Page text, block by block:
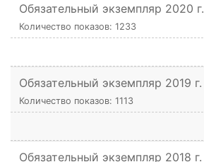
Обязательный экземпляр 2020 г.
Количество показов: 1233
Обязательный экземпляр 2019 г.
Количество показов: 1113
Обязательный экземпляр 2018 г.